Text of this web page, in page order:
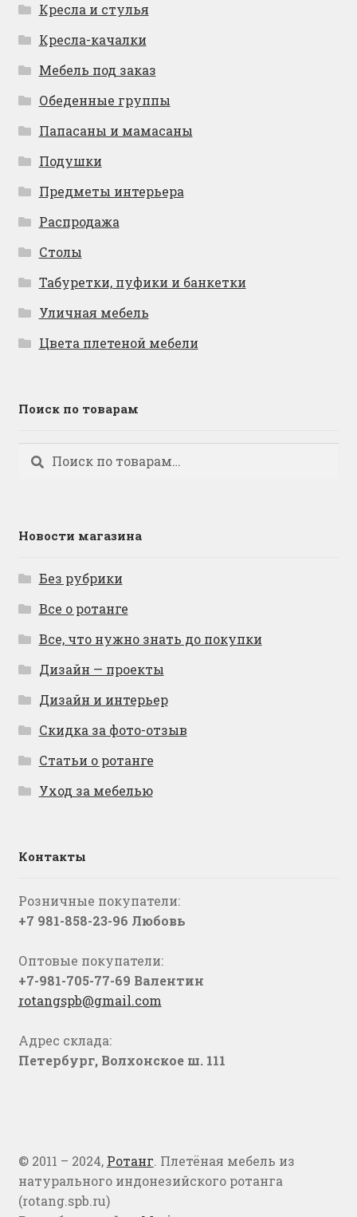
Кресла и стулья
Кресла-качалки
Мебель под заказ
Обеденные группы
Папасаны и мамасаны
Подушки
Предметы интерьера
Распродажа
Столы
Табуретки, пуфики и банкетки
Уличная мебель
Цвета плетеной мебели
Поиск по товарам
Искать:
Поиск
Новости магазина
Без рубрики
Все о ротанге
Все, что нужно знать до покупки
Дизайн — проекты
Дизайн и интерьер
Скидка за фото-отзыв
Статьи о ротанге
Уход за мебелью
Контакты
Розничные покупатели:
+7 981-858-23-96 Любовь
Оптовые покупатели:
+7-981-705-77-69 Валентин
rotangspb@gmail.com
Адрес склада:
Петербург, Волхонское ш. 111
© 2011 – 2024, Ротанг. Плетёная мебель из
натурального индонезийского ротанга
(rotang.spb.ru)